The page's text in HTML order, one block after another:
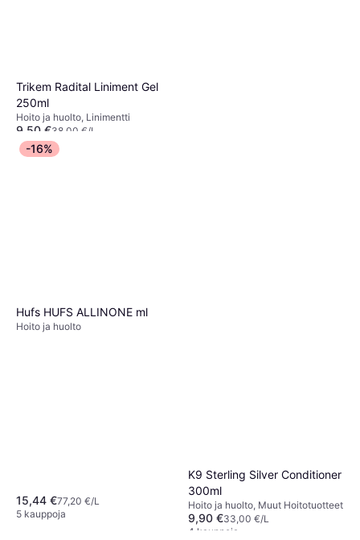
Trikem Radital Liniment Gel
250ml
Hoito ja huolto, Linimentti
9,50 €38,00 €/L
4 kauppoja
-16%
Hufs HUFS ALLINONE ml
Hoito ja huolto
15,44 €77,20 €/L
5 kauppoja
K9 Sterling Silver Conditioner
300ml
Hoito ja huolto, Muut Hoitotuotteet
9,90 €33,00 €/L
4 kauppoja